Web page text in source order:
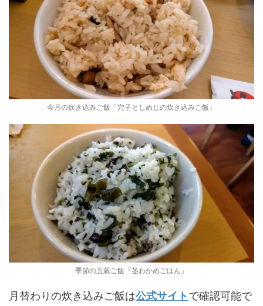
今月の炊き込みご飯「穴子としめじの炊き込みご飯」
季節の五穀ご飯『茎わかめごはん』
月替わりの炊き込みご飯は公式サイトで確認可能で